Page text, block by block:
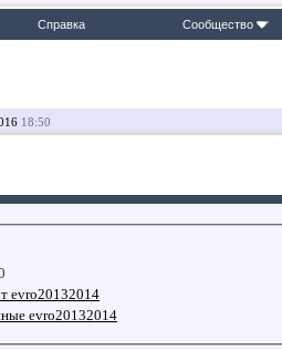
Справка Сообщество
18:50
evro20132014
evro20132014